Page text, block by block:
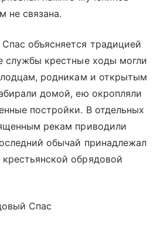
не связана.
объясняется традицией
службы крестные ходы могли
родникам и открытым
домой, ею окропляли
постройки. В отдельных
рекам приводили
обычай принадлежал
обрядовой
Спас